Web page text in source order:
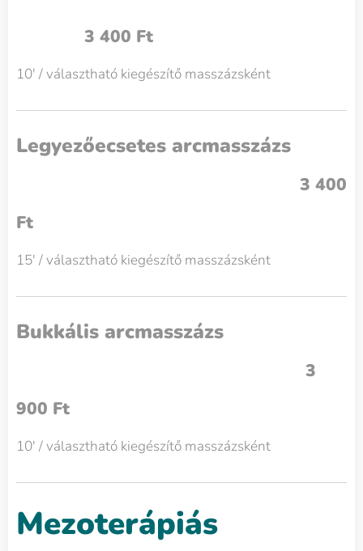
3 400 Ft
10' / választható kiegészítő masszázsként
Legyezőecsetes arcmasszázs
3 400
Ft
15' / választható kiegészítő masszázsként
Bukkális arcmasszázs
3
900 Ft
10' / választható kiegészítő masszázsként
Mezoterápiás